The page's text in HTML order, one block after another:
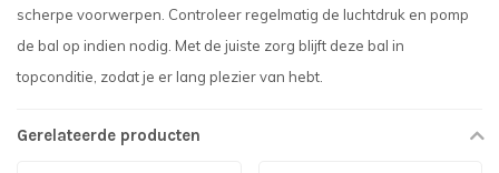
scherpe voorwerpen. Controleer regelmatig de luchtdruk en pomp
de bal op indien nodig. Met de juiste zorg blijft deze bal in
topconditie, zodat je er lang plezier van hebt.
Gerelateerde producten